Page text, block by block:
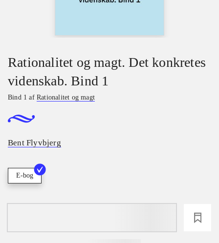
Rationalitet og magt. Det konkretes
videnskab. Bind 1
Bind 1 afRationalitet og magt
Bent Flyvbjerg
E-bog